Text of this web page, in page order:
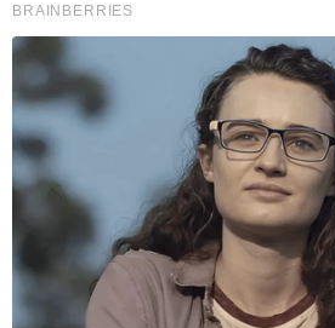
BRAINBERRIES